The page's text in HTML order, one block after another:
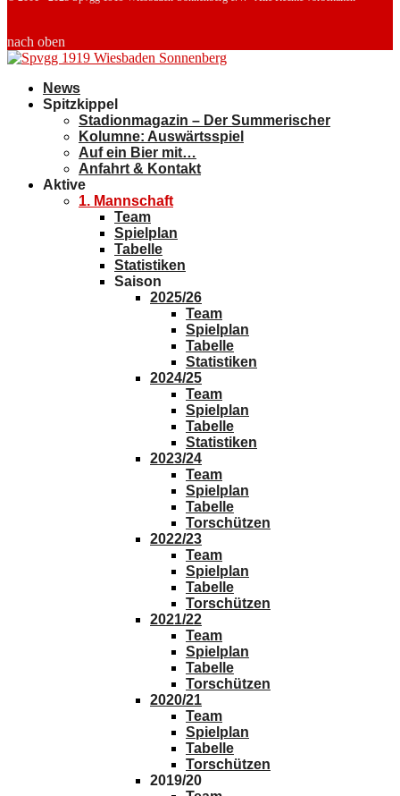
nach oben
News
Spitzkippel
Stadionmagazin – Der Summerischer
Kolumne: Auswärtsspiel
Auf ein Bier mit…
Anfahrt & Kontakt
Aktive
1. Mannschaft
Team
Spielplan
Tabelle
Statistiken
Saison
2025/26
Team
Spielplan
Tabelle
Statistiken
2024/25
Team
Spielplan
Tabelle
Statistiken
2023/24
Team
Spielplan
Tabelle
Torschützen
2022/23
Team
Spielplan
Tabelle
Torschützen
2021/22
Team
Spielplan
Tabelle
Torschützen
2020/21
Team
Spielplan
Tabelle
Torschützen
2019/20